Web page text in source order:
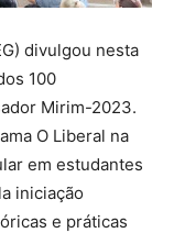
divulgou nesta
100
Mirim-2023.
O Liberal na
em estudantes
iniciação
e práticas